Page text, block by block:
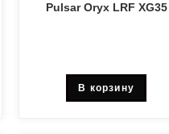
Pulsar Oryx LRF XG35
В корзину